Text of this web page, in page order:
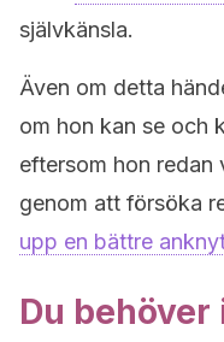
självkänsla.
Även om detta
om hon kan se och
eftersom hon redan
genom att försöka
upp en bättre
Du